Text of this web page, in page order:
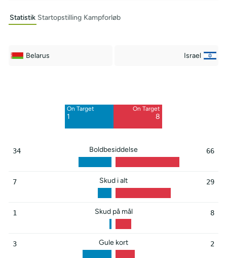
Statistik Startopstilling Kampforløb
Belarus Israel
On Target
1
On Target
8
34 Boldbesiddelse 66
7 Skud i alt 29
1 Skud på mål 8
3 Gule kort 2